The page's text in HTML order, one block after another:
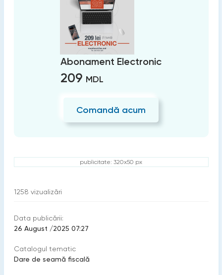
Abonament Electronic
209 MDL
Comandă acum
publicitate: 320x50 px
1258 vizualizări
Data publicării:
26 August /2025 07:27
Catalogul tematic
Dare de seamă fiscală